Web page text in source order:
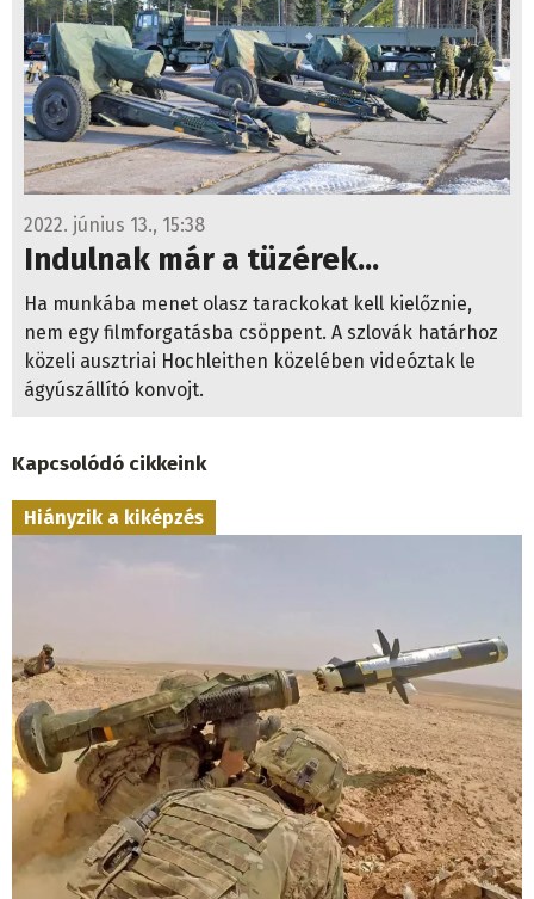
2022. június 13., 15:38
Indulnak már a tüzérek...
Ha munkába menet olasz tarackokat kell kielőznie,
nem egy filmforgatásba csöppent. A szlovák határhoz
közeli ausztriai Hochleithen közelében videóztak le
ágyúszállító konvojt.
Kapcsolódó cikkeink
Hiányzik a kiképzés